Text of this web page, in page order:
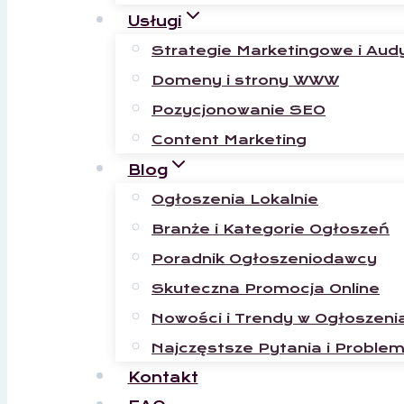
Usługi
Strategie Marketingowe i
Domeny i strony WWW
Pozycjonowanie SEO
Content Marketing
Blog
Ogłoszenia Lokalnie
Branże i Kategorie Ogłoszeń
Poradnik Ogłoszeniodawcy
Skuteczna Promocja Online
Nowości i Trendy w
Najczęstsze Pytania i
Kontakt